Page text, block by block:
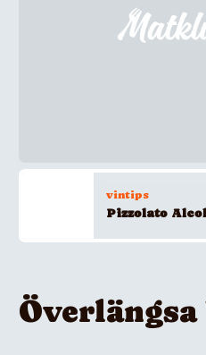
vintips
Pizzolato